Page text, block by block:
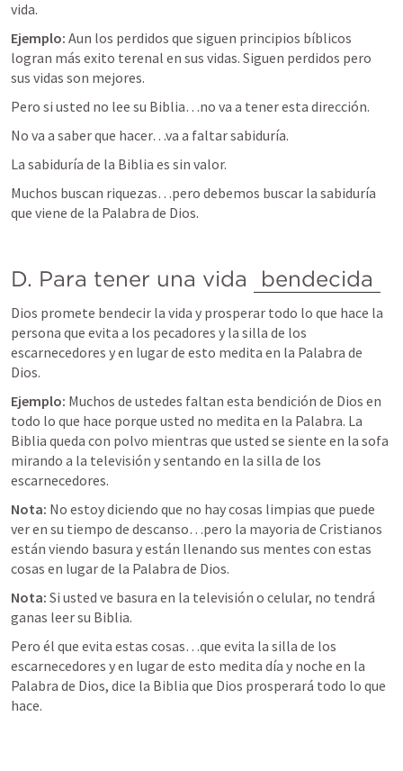
vida.
Ejemplo: Aun los perdidos que siguen principios bíblicos
logran más exito terenal en sus vidas. Siguen perdidos pero
sus vidas son mejores.
Pero si usted no lee su Biblia…no va a tener esta dirección.
No va a saber que hacer…va a faltar sabiduría.
La sabiduría de la Biblia es sin valor.
Muchos buscan riquezas…pero debemos buscar la sabiduría
que viene de la Palabra de Dios.
D. Para tener una vida bendecida
Dios promete bendecir la vida y prosperar todo lo que hace la
persona que evita a los pecadores y la silla de los
escarnecedores y en lugar de esto medita en la Palabra de
Dios.
Ejemplo: Muchos de ustedes faltan esta bendición de Dios en
todo lo que hace porque usted no medita en la Palabra. La
Biblia queda con polvo mientras que usted se siente en la sofa
mirando a la televisión y sentando en la silla de los
escarnecedores.
Nota: No estoy diciendo que no hay cosas limpias que puede
ver en su tiempo de descanso…pero la mayoria de Cristianos
están viendo basura y están llenando sus mentes con estas
cosas en lugar de la Palabra de Dios.
Nota: Si usted ve basura en la televisión o celular, no tendrá
ganas leer su Biblia.
Pero él que evita estas cosas…que evita la silla de los
escarnecedores y en lugar de esto medita día y noche en la
Palabra de Dios, dice la Biblia que Dios prosperará todo lo que
hace.